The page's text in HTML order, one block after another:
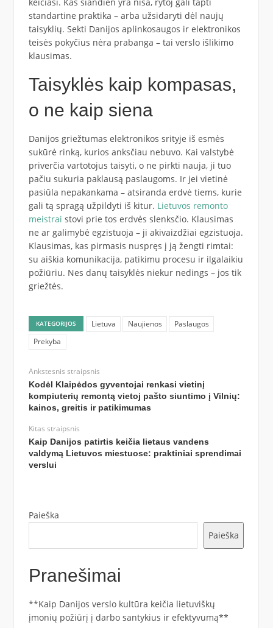
standartine praktika – arba užsidaryti dėl naujų
taisyklių. Sekti Danijos aplinkosaugos ir elektronikos
teisės pokyčius nėra prabanga – tai verslo išlikimo
klausimas.
Taisyklės kaip kompasas,
o ne kaip siena
Danijos griežtumas elektronikos srityje iš esmės
sukūrė rinką, kurios anksčiau nebuvo. Kai valstybė
priverčia vartotojus taisyti, o ne pirkti nauja, ji tuo
pačiu sukuria paklausą paslaugoms. Ir jei vietinė
pasiūla nepakankama – atsiranda erdvė tiems, kurie
gali tą spragą užpildyti iš kitur. Lietuvos remonto
meistrai stovi prie tos erdvės slenksčio. Klausimas
ne ar galimybė egzistuoja – ji akivaizdžiai egzistuoja.
Klausimas, kas pirmasis nuspręs į ją žengti rimtai:
su aiškia komunikacija, patikimu procesu ir ilgalaikiu
požiūriu. Nes danų taisyklės niekur nedings – jos tik
griežtės.
KATEGORIJOS Lietuva Naujienos
Paslaugos
Prekyba
Ankstesnis straipsnis
Kodėl Klaipėdos gyventojai renkasi vietinį
kompiuterių remontą vietoj pašto siuntimo į Vilnių:
kainos, greitis ir patikimumas
Kitas straipsnis
Kaip Danijos patirtis keičia lietaus vandens
valdymą Lietuvos miestuose: praktiniai sprendimai
verslui
Paieška
Paieška
Pranešimai
**Kaip Danijos verslo kultūra keičia lietuviškų
įmonių požiūrį į darbo santykius ir efektyvumą**